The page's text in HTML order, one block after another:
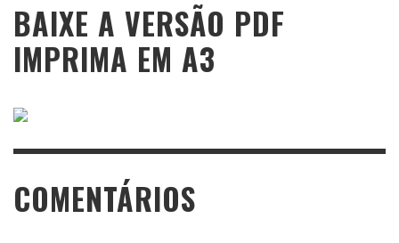
BAIXE A VERSÃO PDF
IMPRIMA EM A3
COMENTÁRIOS